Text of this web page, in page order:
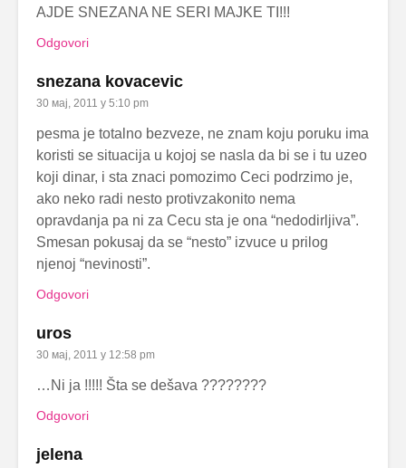
AJDE SNEZANA NE SERI MAJKE TI!!!
Odgovori
snezana kovacevic
30 мај, 2011 у 5:10 pm
pesma je totalno bezveze, ne znam koju poruku ima
koristi se situacija u kojoj se nasla da bi se i tu uzeo
koji dinar, i sta znaci pomozimo Ceci podrzimo je,
ako neko radi nesto protivzakonito nema
opravdanja pa ni za Cecu sta je ona “nedodirljiva”.
Smesan pokusaj da se “nesto” izvuce u prilog
njenoj “nevinosti”.
Odgovori
uros
30 мај, 2011 у 12:58 pm
…Ni ja !!!!! Šta se dešava ????????
Odgovori
jelena